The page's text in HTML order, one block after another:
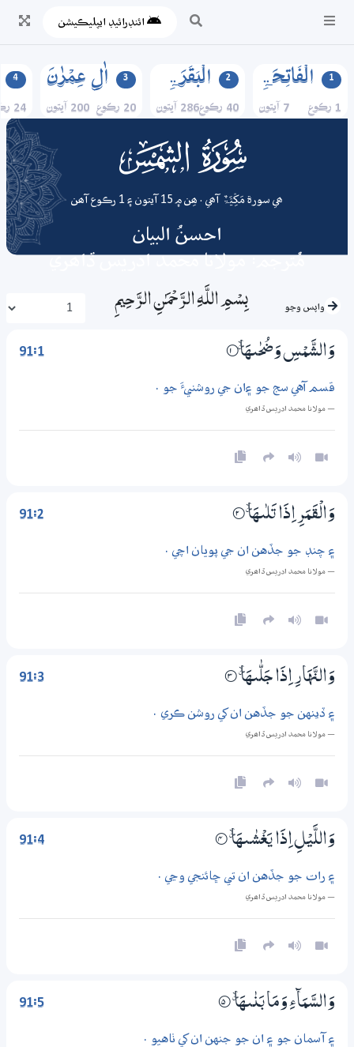
ائنڊرائيڊ ايپليڪيشن
1 الۡفَاتِحَۃِ
1 رڪوع 7 آيتون
2 الۡبَقَرَۃِ
40 رڪوع 286 آيتون
3 اٰلِ عِمۡرٰنَ
20 رڪوع 200 آيتون
4
24 رڪوع
091 surah
ھي سورة مَکِّیَّۃٌ آھي . ھِن ۾ 15 آيتون ۽ 1 رڪوع آھن
احسنُ البيان
مُترجم: مولانا محمد ادريس ڏاھري
واپس وڃو بِسْمِ اللَّـهِ الرَّحْمَـٰنِ الرَّحِيمِ
91:1 وَالشَّمْسِ وَضُحٰىهَا ۽ 1‏۝
قسم آهي سج جو ۽ان جي روشنيءَ جو .
— مولانا محمد ادريس ڏاھري
91:2 وَالْقَمَرِ اِذَا تَلٰىهَا ۽ 2‏۝
۽ چنڊ جو جڏهن ان جي پويان اچي .
— مولانا محمد ادريس ڏاھري
91:3 وَالنَّهَارِ اِذَا جَلّٰىهَا ۽ 3‏۝
۽ ڏينهن جو جڏهن ان کي روشن ڪري .
— مولانا محمد ادريس ڏاھري
91:4 وَاللَّيْلِ اِذَا يَغْشٰـىهَا ۽ 4‏۝
۽ رات جو جڏهن ان تي ڇائنجي وڃي .
— مولانا محمد ادريس ڏاھري
91:5 وَالسَّمَاۗءِ وَمَا بَنٰىهَا ۽ 5‏۝
۽ آسمان جو ۽ ان جو جنهن ان کي ٺاهيو .